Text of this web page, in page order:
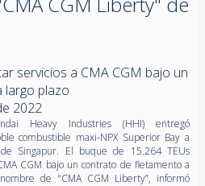
servicios a CMA CGM bajo un
largo plazo
2022
Heavy Industries (HHI) entregó
combustible maxi-NPX Superior Bay a
de Singapur. El buque de 15.264 TEUs
CGM bajo un contrato de fletamento a
de "CMA CGM Liberty”, informó